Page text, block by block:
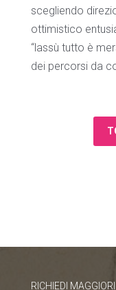
scegliendo
ottimistico
“lassù tutto è
dei percorsi da
RICHIEDI